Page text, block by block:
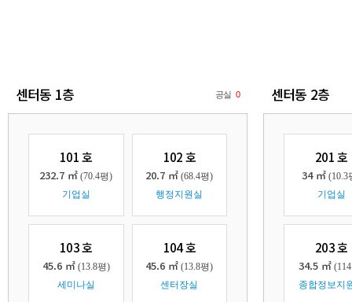
센터동 1층 공실 0
101 호
232.7 ㎡ (70.4평)
기업실
102 호
20.7 ㎡ (68.4평)
행정지원실
103 호
45.6 ㎡ (13.8평)
세미나실
104 호
45.6 ㎡ (13.8평)
센터장실
센터동 2층
201 호
34 ㎡ (10.3
기업실
203 호
34.5 ㎡
종합정보지